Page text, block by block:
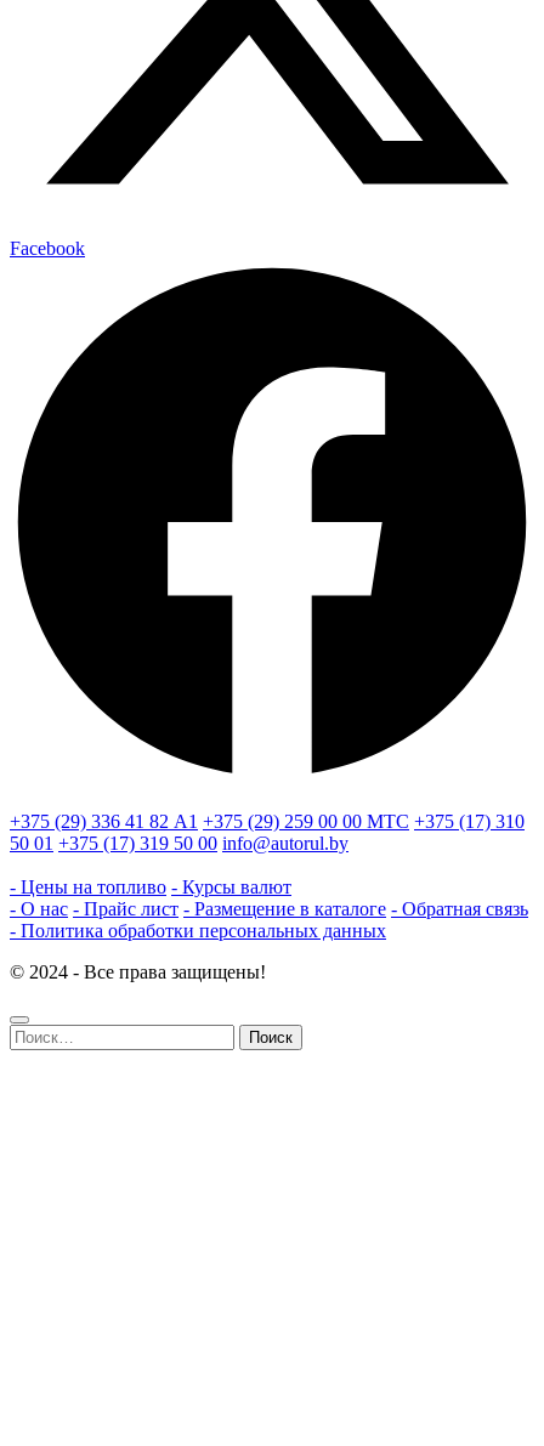
Facebook
+375 (29) 336 41 82 А1 +375 (29) 259 00 00 МТС +375 (17) 310
50 01 +375 (17) 319 50 00 info@autorul.by
- Цены на топливо - Курсы валют
- О нас - Прайс лист - Размещение в каталоге - Обратная связь
- Политика обработки персональных данных
© 2024 - Все права защищены!
Найти: